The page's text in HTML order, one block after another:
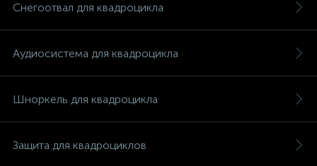
Снегоотвал для квадроцикла
Аудиосистема для квадроцикла
Шноркель для квадроцикла
Защита для квадроциклов